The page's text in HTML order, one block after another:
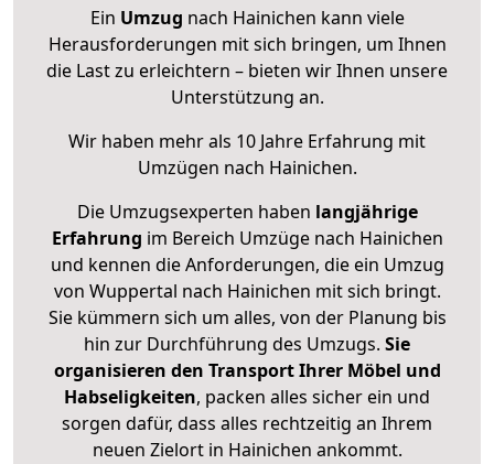
Ein Umzug nach Hainichen kann viele
Herausforderungen mit sich bringen, um Ihnen
die Last zu erleichtern – bieten wir Ihnen unsere
Unterstützung an.
Wir haben mehr als 10 Jahre Erfahrung mit
Umzügen nach Hainichen.
Die Umzugsexperten haben langjährige
Erfahrung im Bereich Umzüge nach Hainichen
und kennen die Anforderungen, die ein Umzug
von Wuppertal nach Hainichen mit sich bringt.
Sie kümmern sich um alles, von der Planung bis
hin zur Durchführung des Umzugs. Sie
organisieren den Transport Ihrer Möbel und
Habseligkeiten, packen alles sicher ein und
sorgen dafür, dass alles rechtzeitig an Ihrem
neuen Zielort in Hainichen ankommt.